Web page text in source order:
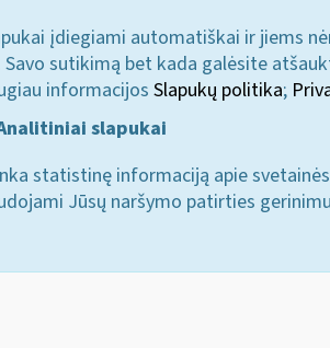
įdiegiami automatiškai ir jiems
sutikimą bet kada galėsite
informacijos Slapukų politika;
slapukai
statistinę informaciją apie
Jūsų naršymo patirties